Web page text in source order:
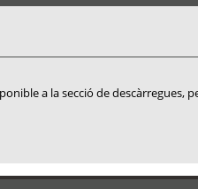
a la secció de descàrregues,